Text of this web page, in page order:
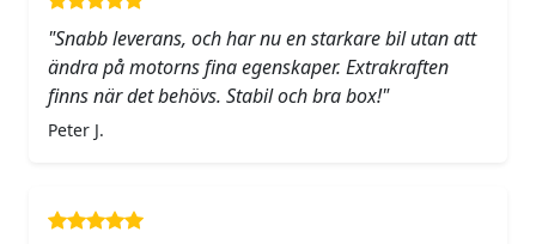
"Snabb leverans, och har nu en starkare bil utan att
ändra på motorns fina egenskaper. Extrakraften
finns när det behövs. Stabil och bra box!"
Peter J.